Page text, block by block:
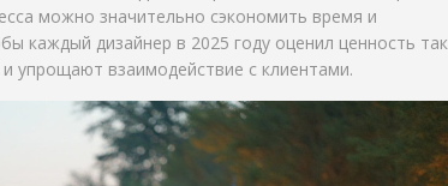
можно значительно сэкономить время и
каждый дизайнер в 2025 году оценил ценность
упрощают взаимодействие с клиентами.